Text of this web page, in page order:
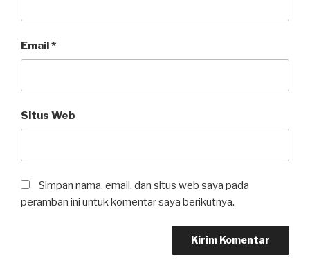
Email*
Situs Web
Simpan nama, email, dan situs web saya pada
peramban ini untuk komentar saya berikutnya.